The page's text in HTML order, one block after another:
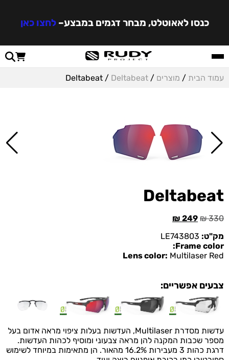
כנסו לאאוטלט, מבחר דגמים במבצע–לחצו כאן
עמוד הבית / מוצרים /
Deltabeat
/ Deltabeat
Deltabeat
₪330
₪ 249
מק"ט:
Frame color:
Lens color: Multilaser Red
צבעים אפשריים:
עדשות מסדרת Multilaser, העדשות בעלות ציפוי מראה אדום בעל
מספר שכבות המקנה להן מראה צבעוני ומוסיף לכהות העדשות.
דרגת כהות 3 מעבירות 16.2% מהאור. הן מתאימות במיוחד לשימוש